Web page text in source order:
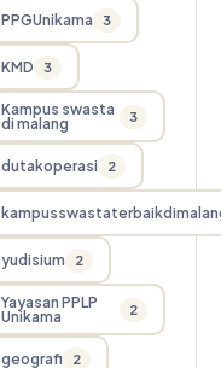
PPGUnikama 3
KMD 3
Kampus swasta
di malang
3
dutakoperasi 2
yudisium 2
Yayasan PPLP
Unikama
2
geografi 2